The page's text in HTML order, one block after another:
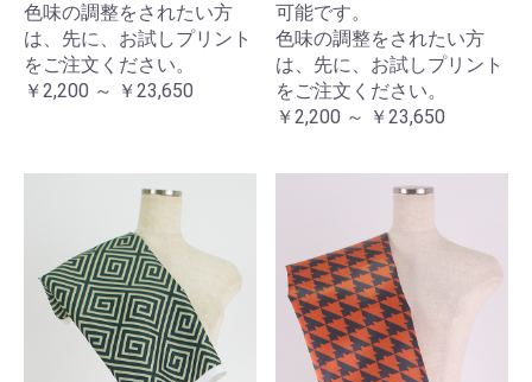
色味の調整をされたい方
は、先に、お試しプリント
をご注文ください。
￥2,200 ～ ￥23,650
可能です。
色味の調整をされたい方
は、先に、お試しプリント
をご注文ください。
￥2,200 ～ ￥23,650